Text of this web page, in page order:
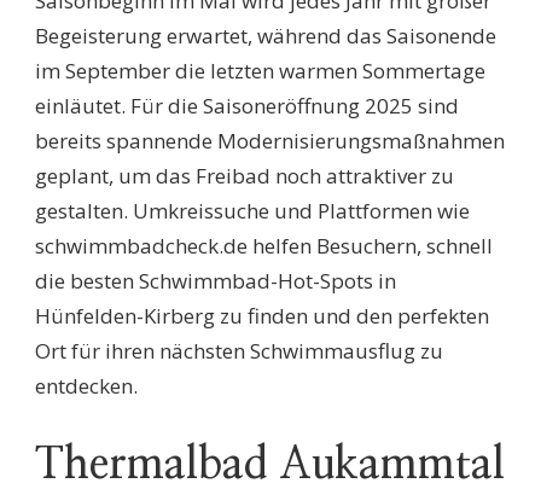
Begeisterung erwartet, während das Saisonende
im September die letzten warmen Sommertage
einläutet. Für die Saisoneröffnung 2025 sind
bereits spannende Modernisierungsmaßnahmen
geplant, um das Freibad noch attraktiver zu
gestalten. Umkreissuche und Plattformen wie
schwimmbadcheck.de helfen Besuchern, schnell
die besten Schwimmbad-Hot-Spots in
Hünfelden-Kirberg zu finden und den perfekten
Ort für ihren nächsten Schwimmausflug zu
entdecken.
Thermalbad Aukammtal